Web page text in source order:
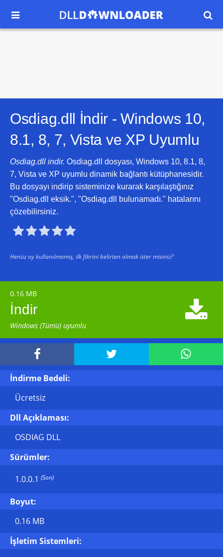
 
Osdiag.dll İndir -Windows 10,
8.1, 8, 7, Vista ve XP Uyumlu
Osdiag.dll indir. Osdiag.dll dosyası, Windows 10, 8.1, 8,
7, Vista ve XP uyumlu dinamik bağlantı kütüphanesidir.
Bu dosyayı indirip sisteminize kurarak karşılaştığınız
"Osdiag.dll eksik.", "Osdiag.dll bulunamadı." hatalarını
çözebilirsiniz.

Henüz oy kullanılmamış, ilk fikrini belirten olmak ister misiniz?
0.16 MB
İndir
Windows (Tümü) uyumlu

  
İndirme Bedeli:
Ücretsiz
Dll Açıklaması:
OSDIAG DLL
Sürümler:
1.0.0.1 (Son)
Boyut:
0.16 MB
İşletim Sistemleri: